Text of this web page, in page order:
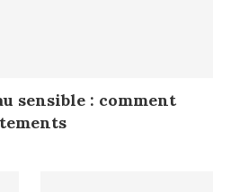
sensible : comment